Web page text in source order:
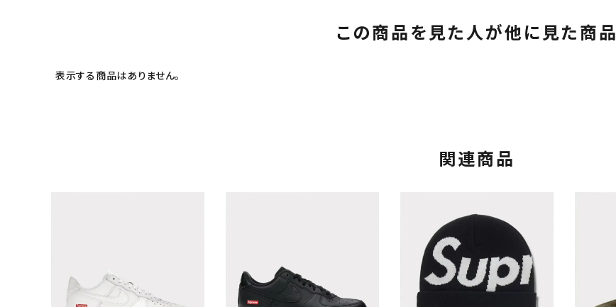
この商品を見た人が他に見た商品
表示する商品はありません。
関連商品